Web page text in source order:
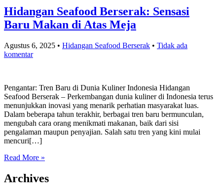
Hidangan Seafood Berserak: Sensasi
Baru Makan di Atas Meja
Agustus 6, 2025 • Hidangan Seafood Berserak • Tidak ada
komentar
Pengantar: Tren Baru di Dunia Kuliner Indonesia Hidangan
Seafood Berserak – Perkembangan dunia kuliner di Indonesia terus
menunjukkan inovasi yang menarik perhatian masyarakat luas.
Dalam beberapa tahun terakhir, berbagai tren baru bermunculan,
mengubah cara orang menikmati makanan, baik dari sisi
pengalaman maupun penyajian. Salah satu tren yang kini mulai
mencuri[…]
Read More »
Archives